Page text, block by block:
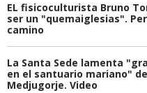
EL fisicoculturista Bruno
ser un "quemaiglesias".
camino
La Santa Sede lamenta
en el santuario mariano"
Medjugorje. Video